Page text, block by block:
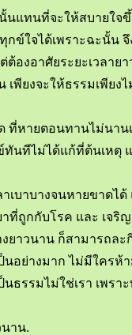
แทนที่จะให้สบายใจ
ข์ใจได้เพราะฉะนั้น
องอาศัยระยะเวลาย
พียงจะให้ธรรมเพีย
หายตอนทานไม่นาน
ทันทีไม่ได้แก้ที่ต้นเห
าบางจนหายขาดได้
ถูกกับโรค และ เจริ
าวนาน ก็สามารถละ
อย่างมาก ไม่มีใครห้
ธรรมไม่ใช่เรา เพ
าน.